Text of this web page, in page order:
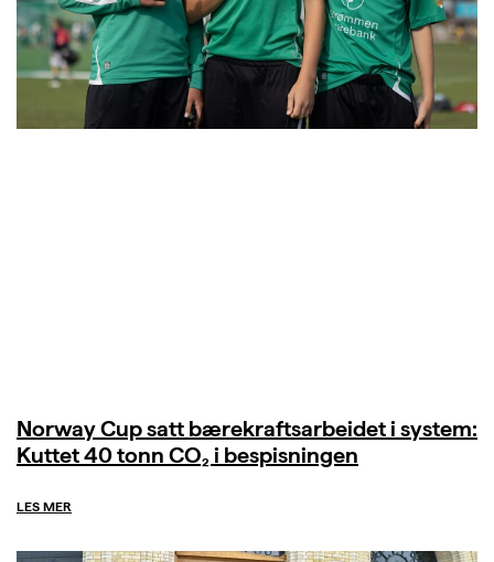
Norway Cup satt bærekraftsarbeidet i system:
Kuttet 40 tonn CO₂ i bespisningen
LES MER